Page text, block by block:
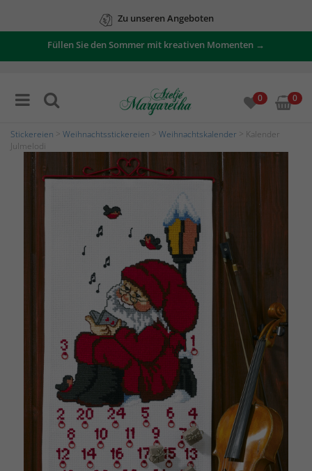
Zu unseren Angeboten
Füllen Sie den Sommer mit kreativen Momenten →
0 0
Stickereien Weihnachtsstickereien Weihnachtskalender > Kalender
Julmelodi